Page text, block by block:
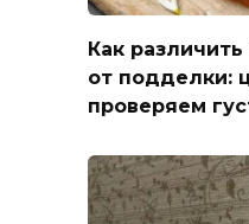
Как
от подделки:
проверяем